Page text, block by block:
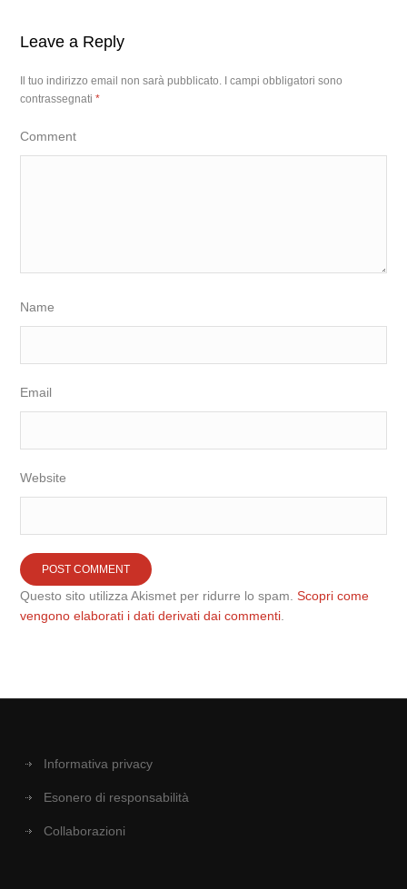
Leave a Reply
Il tuo indirizzo email non sarà pubblicato.
I campi obbligatori sono
contrassegnati*
Comment
Name
Email
Website
Questo sito utilizza Akismet per ridurre lo spam.Scopri come
vengono elaborati i dati derivati dai commenti
Informativa privacy
Esonero di responsabilità
Collaborazioni